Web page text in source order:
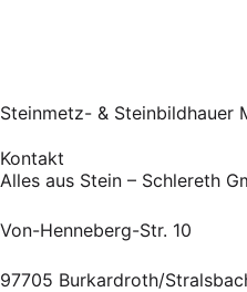
Steinmetz- & Steinbildhauer
Kontakt
Alles aus Stein – Schlereth
Von-Henneberg-Str. 10
97705 Burkardroth/